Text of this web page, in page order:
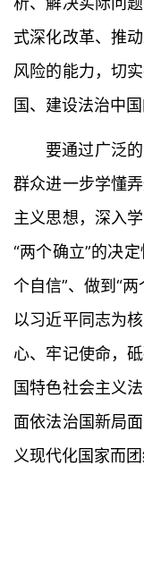
式深化改革、推
风险的能力，切
国、建设法治中国
要通过广泛
群众进一步学懂
主义思想，深入
“两个确立”的决
个自信”、做到“
以习近平同志为
心、牢记使命，
国特色社会主义
面依法治国新局
义现代化国家而团